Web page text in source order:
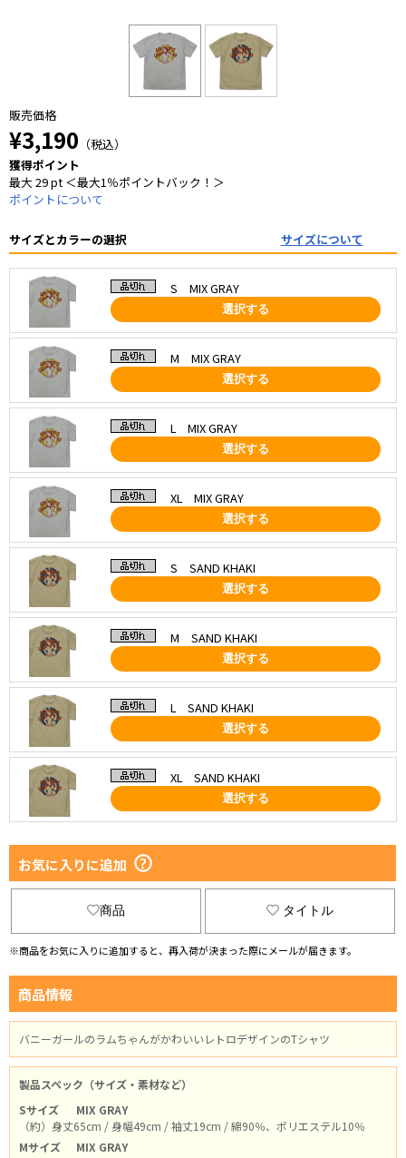
販売価格
¥3,190 （税込）
獲得ポイント
最大 29 pt ＜最大1％ポイントバック！＞
ポイントについて
サイズとカラーの選択 サイズについて
S MIX GRAY
選択する
M MIX GRAY
選択する
L MIX GRAY
選択する
XL MIX GRAY
選択する
S SAND KHAKI
選択する
M SAND KHAKI
選択する
L SAND KHAKI
選択する
XL SAND KHAKI
選択する
お気に入りに追加
商品 タイトル
※商品をお気に入りに追加すると、再入荷が決まった際にメールが届きます。
商品情報
バニーガールのラムちゃんがかわいいレトロデザインのTシャツ
製品スペック（サイズ・素材など）
Sサイズ
MIX GRAY
（約）身丈65cm / 身幅49cm / 袖丈19cm / 綿90％、ポリエステル10％
Mサイズ
MIX GRAY